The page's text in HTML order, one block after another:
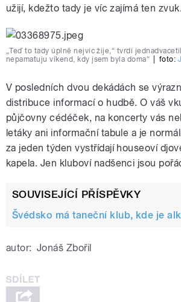
užijí, kdežto tady je víc zajímá ten
„Teď to tady úplně nejvíc žije,“ tvrdí
nepamatuju víkend, kdy jsem byla doma“
foto:
V posledních dvou dekádách se
distribuce informací o hudbě. O váš
půjčovny cédéček, na koncerty vás
letáky ani informační tabule a je
za jeden týden vystřídají houseoví
kapela. Jen kluboví nadšenci jsou
SOUVISEJÍCÍ PŘÍSPĚVKY
Švédsko má taneční klub, kde je
autor: Jonáš Zbořil